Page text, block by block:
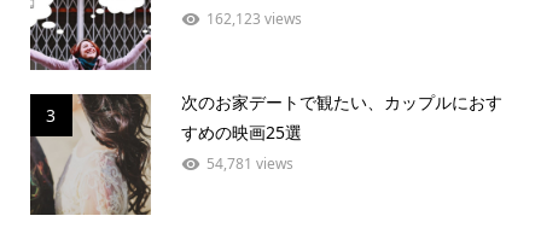
162,123 views
3
次のお家デートで観たい、カップルにおす
すめの映画25選
54,781 views